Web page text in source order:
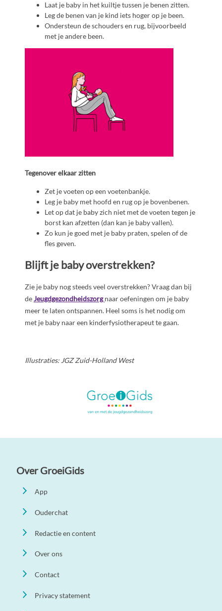
Laat je baby in het kuiltje tussen je benen zitten.
Leg de benen van je kind iets hoger op je been.
Ondersteun de schouders en rug, bijvoorbeeld
met je andere been.
Tegenover elkaar zitten
Zet je voeten op een voetenbankje.
Leg je baby met hoofd en rug op je bovenbenen.
Let op dat je baby zich niet met de voeten tegen je
borst kan afzetten (dan kan je baby vallen).
Zo kun je goed met je baby praten, spelen of de
fles geven.
Blijft je baby overstrekken?
Zie je baby nog steeds veel overstrekken? Vraag dan bij
deJeugdgezondheidszorgnaar oefeningen om je baby
meer te laten ontspannen. Heel soms is het nodig om
met je baby naar een kinderfysiotherapeut te gaan.
Illustraties: JGZ Zuid-Holland West
Over GroeiGids
App
Ouderchat
Redactie en content
Over ons
Contact
Privacy statement